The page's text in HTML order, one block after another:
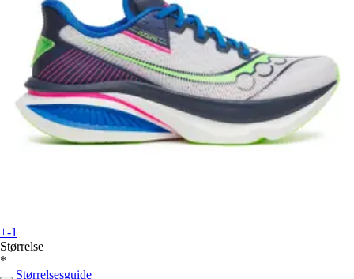
+-1
Størrelse
*
Størrelsesguide